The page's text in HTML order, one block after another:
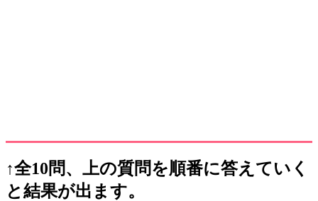
↑全10問、上の質問を順番に答えていく
と結果が出ます。